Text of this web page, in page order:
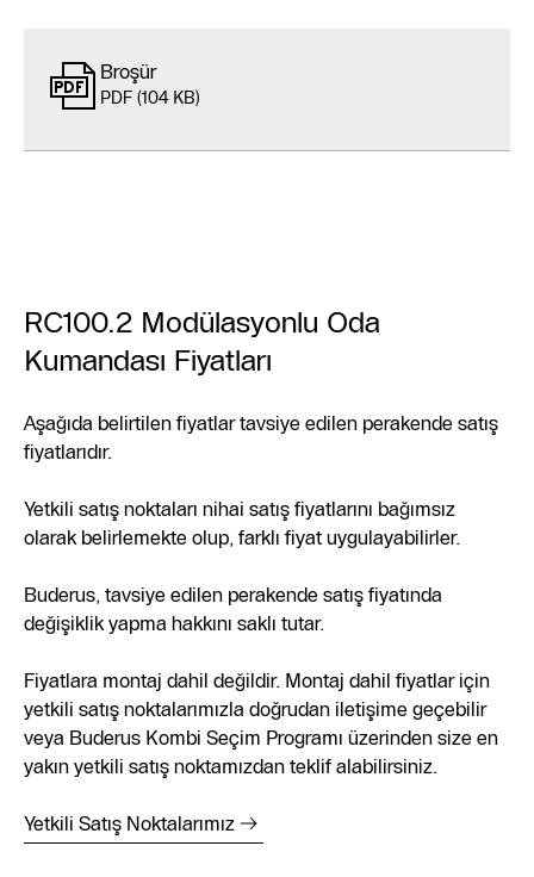
Broşür
PDF (104 KB)
RC100.2 Modülasyonlu Oda
Kumandası Fiyatları
Aşağıda belirtilen fiyatlar tavsiye edilen perakende satış
fiyatlarıdır.
Yetkili satış noktaları nihai satış fiyatlarını bağımsız
olarak belirlemekte olup, farklı fiyat uygulayabilirler.
Buderus, tavsiye edilen perakende satış fiyatında
değişiklik yapma hakkını saklı tutar.
Fiyatlara montaj dahil değildir. Montaj dahil fiyatlar için
yetkili satış noktalarımızla doğrudan iletişime geçebilir
veya Buderus Kombi Seçim Programı üzerinden size en
yakın yetkili satış noktamızdan teklif alabilirsiniz.
Yetkili Satış Noktalarımız